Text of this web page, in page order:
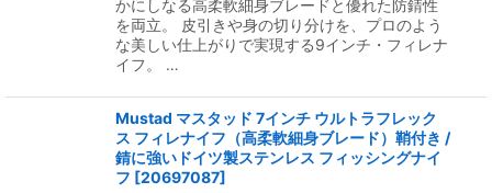
かにしなる高柔軟細身ブレードと優れた防錆性
を両立。 皮引きや身の切り分けを、プロのよう
な美しい仕上がりで実現する9インチ・フィレナ
イフ。 …
Mustad マスタッド 7インチ ウルトラフレック
ス フィレナイフ（高柔軟細身ブレード）鞘付き /
錆に強いドイツ製ステンレス フィッシングナイ
フ [20697087]